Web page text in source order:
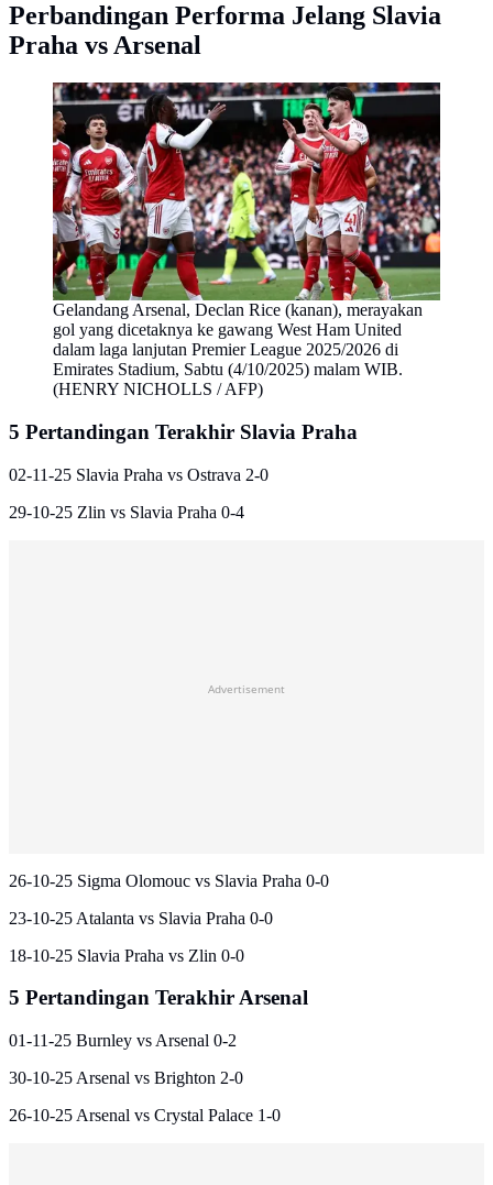
Perbandingan Performa Jelang Slavia
Praha vs Arsenal
Gelandang Arsenal, Declan Rice (kanan), merayakan
gol yang dicetaknya ke gawang West Ham United
dalam laga lanjutan Premier League 2025/2026 di
Emirates Stadium, Sabtu (4/10/2025) malam WIB.
(HENRY NICHOLLS / AFP)
5 Pertandingan Terakhir Slavia Praha
02-11-25 Slavia Praha vs Ostrava 2-0
29-10-25 Zlin vs Slavia Praha 0-4
Advertisement
26-10-25 Sigma Olomouc vs Slavia Praha 0-0
23-10-25 Atalanta vs Slavia Praha 0-0
18-10-25 Slavia Praha vs Zlin 0-0
5 Pertandingan Terakhir Arsenal
01-11-25 Burnley vs Arsenal 0-2
30-10-25 Arsenal vs Brighton 2-0
26-10-25 Arsenal vs Crystal Palace 1-0